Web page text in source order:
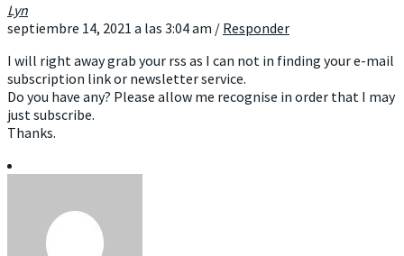
Lyn
septiembre 14, 2021 a las 3:04 am / Responder
I will right away grab your rss as I can not in finding your e-mail
subscription link or newsletter service.
Do you have any? Please allow me recognise in order that I may
just subscribe.
Thanks.